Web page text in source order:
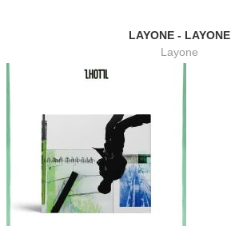
LAYONE - LAYONE
Layone